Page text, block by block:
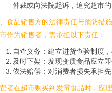
仲裁或向法院起诉，追究超市的
食品销售方的法律责任与预防措施
作为销售者，需承担以下责任：
自查义务：建立进货查验制度
及时下架：发现变质食品应立
依法赔偿：对消费者损失承担
者在超市购买到发霉食品时，应